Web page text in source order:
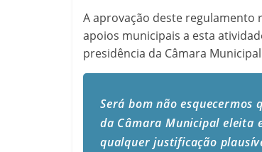
A aprovação deste regulamento
apoios municipais a esta
presidência da Câmara
Será bom não
da Câmara Municipal eleita
qualquer justificação